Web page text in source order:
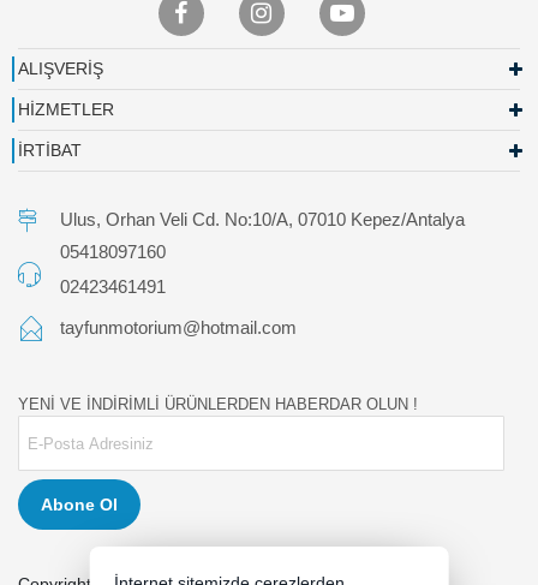
ALIŞVERİŞ
HİZMETLER
İRTİBAT
Ulus, Orhan Veli Cd. No:10/A, 07010 Kepez/Antalya
05418097160
02423461491
tayfunmotorium@hotmail.com
YENİ VE İNDİRİMLİ ÜRÜNLERDEN HABERDAR OLUN !
Abone Ol